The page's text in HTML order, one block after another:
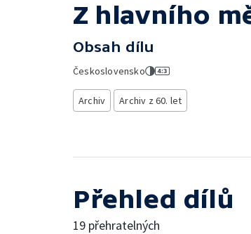
Z hlavního
Obsah dílu
Československo
Archiv Archiv z 60. let
Přehled dílů
19 přehratelných